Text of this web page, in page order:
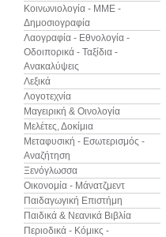
Κοινωνιολογία - ΜΜΕ -
Δημοσιογραφία
Λαογραφία - Εθνολογία -
Οδοιπορικά - Ταξίδια -
Ανακαλύψεις
Λεξικά
Λογοτεχνία
Μαγειρική & Οινολογία
Μελέτες, Δοκίμια
Μεταφυσική - Εσωτερισμός -
Αναζήτηση
Ξενόγλωσσα
Οικονομία - Μάνατζμεντ
Παιδαγωγική Επιστήμη
Παιδικά & Νεανικά Βιβλία
Περιοδικά - Κόμικς -